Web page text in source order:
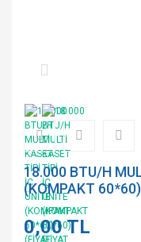
18.000 BTU/H
(KOMPAKT
0,00 TL